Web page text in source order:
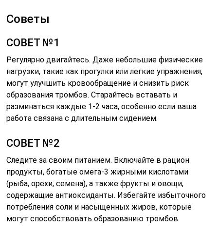
Советы
СОВЕТ №1
Регулярно двигайтесь. Даже небольшие физические
нагрузки, такие как прогулки или легкие упражнения,
могут улучшить кровообращение и снизить риск
образования тромбов. Старайтесь вставать и
разминаться каждые 1-2 часа, особенно если ваша
работа связана с длительным сидением.
СОВЕТ №2
Следите за своим питанием. Включайте в рацион
продукты, богатые омега-3 жирными кислотами
(рыба, орехи, семена), а также фрукты и овощи,
содержащие антиоксиданты. Избегайте избыточного
потребления соли и насыщенных жиров, которые
могут способствовать образованию тромбов.